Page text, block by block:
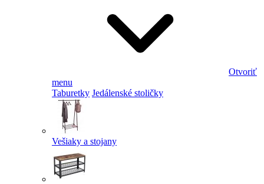
Otvoriť
menu
Taburetky Jedálenské stoličky
Vešiaky a stojany